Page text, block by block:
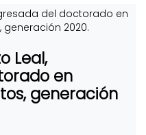
Leal,
en
generación